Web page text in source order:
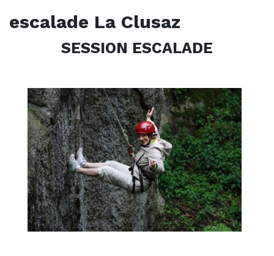
escalade La Clusaz
SESSION ESCALADE